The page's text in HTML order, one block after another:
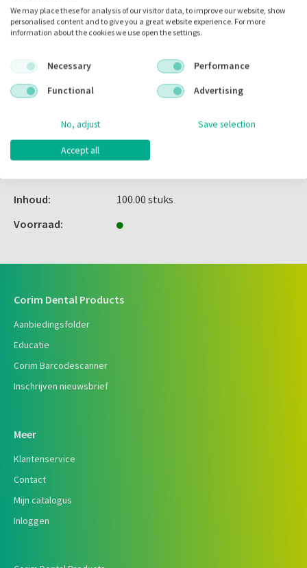
mijn barcodes
Inhoud:
100.00 stuks
Voorraad:
Corim Dental Products
Aanbiedingsfolder
Educatie
Corim Barcodescanner
Inschrijven nieuwsbrief
Meer
Klantenservice
Contact
Mijn catalogus
Inloggen
We may place these for analysis of our visitor data, to improve our website, show
personalised content and to give you a great website experience. For more
information about the cookies we use open the settings.
Necessary
Performance
Functional
Advertising
No, adjust Save selection
Accept all